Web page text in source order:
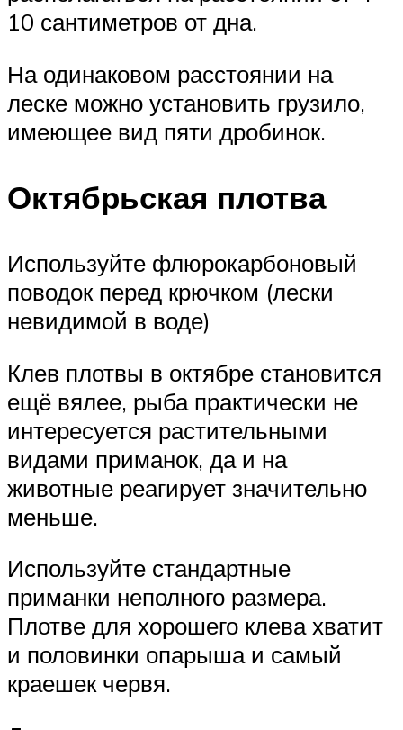
10 сантиметров от дна.
На одинаковом расстоянии на
леске можно установить грузило,
имеющее вид пяти дробинок.
Октябрьская плотва
Используйте флюрокарбоновый
поводок перед крючком (лески
невидимой в воде)
Клев плотвы в октябре становится
ещё вялее, рыба практически не
интересуется растительными
видами приманок, да и на
животные реагирует значительно
меньше.
Используйте стандартные
приманки неполного размера.
Плотве для хорошего клева хватит
и половинки опарыша и самый
краешек червя.